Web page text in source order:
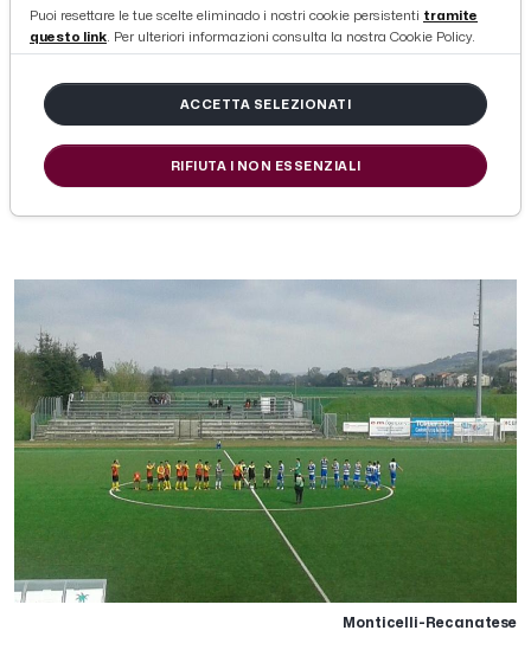
Monticelli-Recanatese 2-0:
fenomenale Bracciatelli, la
salvezza è ad un passo
di Redazione Picenotime
Monticelli-Recanatese
Puoi resettare le tue scelte eliminado i nostri cookie persistenti tramite
questo link. Per ulteriori informazioni consulta la nostra Cookie Policy.
ACCETTA SELEZIONATI
RIFIUTA I NON ESSENZIALI